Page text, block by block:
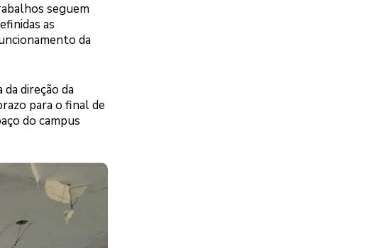
seguem
as
da
direção da
para o final de
do campus